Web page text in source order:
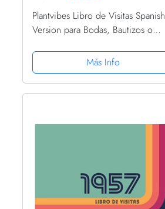
Plantvibes Libro de Visitas Spanish
Version para Bodas, Bautizos o
Tapa Dura, Papel, Libro de Visitas
Vintage Ideal como...
Más Info